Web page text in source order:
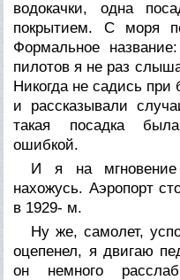
водокачки, одна
покрытием. С моря
Формальное
пилотов я не раз
Никогда не садись при
и рассказывали
такая посадка
ошибкой.
И я на
нахожусь. Аэропорт
в 1929- м.
Ну же, самолет,
оцепенел, я двигаю
он немного